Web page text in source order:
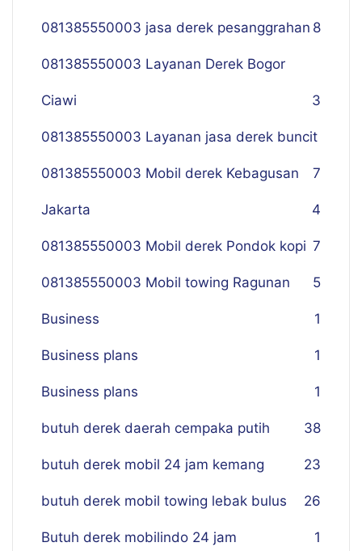
081385550003 jasa derek pesanggrahan 8
081385550003 Layanan Derek Bogor
Ciawi 3
081385550003 Layanan jasa derek buncit
7
081385550003 Mobil derek Kebagusan
Jakarta 4
081385550003 Mobil derek Pondok kopi 7
081385550003 Mobil towing Ragunan 5
Business 1
Business plans 1
Business plans 1
butuh derek daerah cempaka putih 38
butuh derek mobil 24 jam kemang 23
butuh derek mobil towing lebak bulus 26
Butuh derek mobilindo 24 jam 1